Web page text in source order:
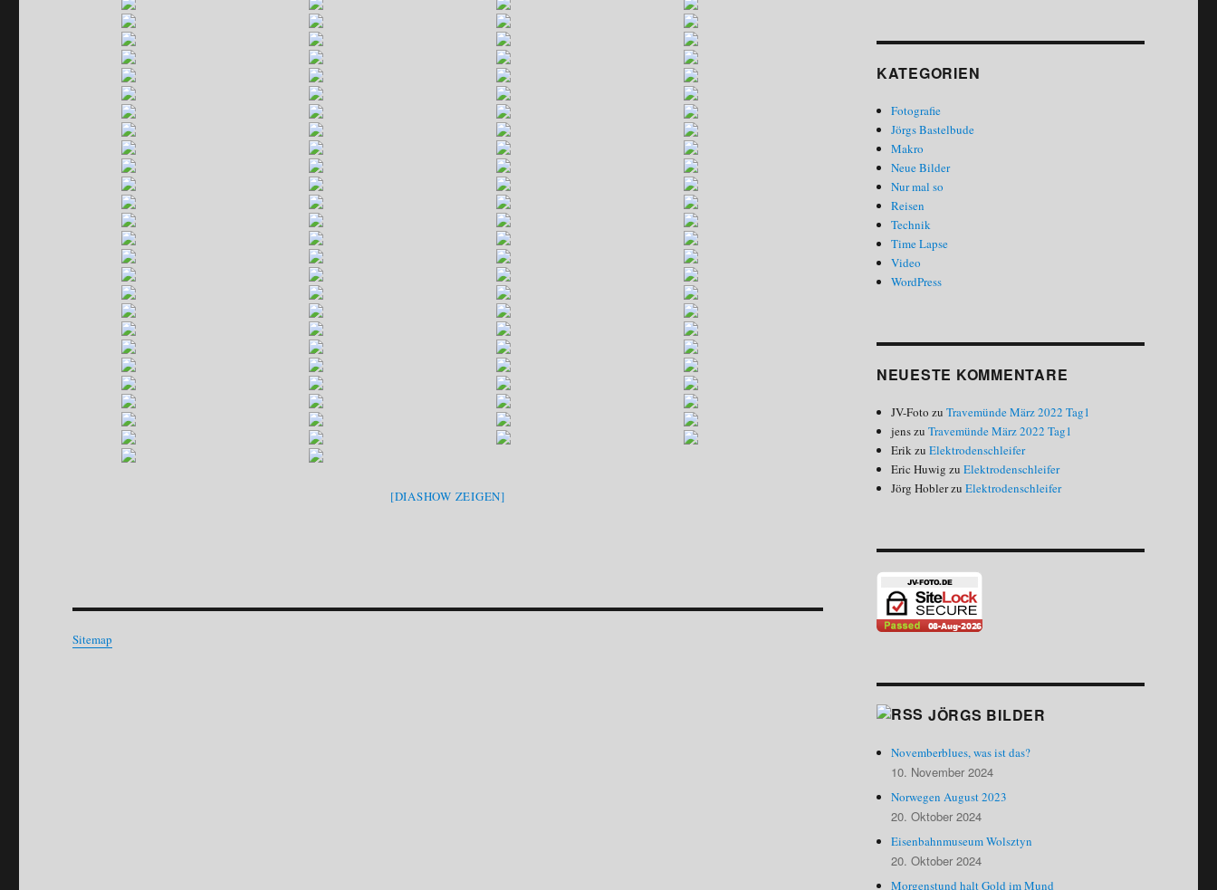
[DIASHOW ZEIGEN]
Sitemap
KATEGORIEN
Fotografie
Jörgs Bastelbude
Makro
Neue Bilder
Nur mal so
Reisen
Technik
Time Lapse
Video
WordPress
NEUESTE KOMMENTARE
JV-Foto zuTravemünde März 2022 Tag1
jenszuTravemünde März 2022 Tag1
ErikzuElektrodenschleifer
Eric Huwig zuElektrodenschleifer
Jörg HoblerzuElektrodenschleifer
JÖRGS BILDER
Novemberblues, was ist das?
10. November 2024
Norwegen August 2023
20. Oktober 2024
Eisenbahnmuseum Wolsztyn
20. Oktober 2024
Morgenstund halt Gold im Mund